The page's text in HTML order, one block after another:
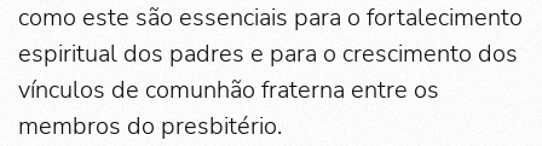
como este são essenciais para o fortalecimento
espiritual dos padres e para o crescimento dos
vínculos de comunhão fraterna entre os
membros do presbitério.